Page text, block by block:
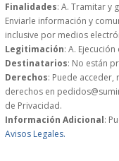
MAQUINARIA FRIA
MAQUINARIA DE
MENAJE DE
MAQUINARIA
Finalidades: A. Tramitar y
Enviarle información y
inclusive por medios
Legitimación: A.
Destinatarios: No están
Derechos: Puede
derechos en
de Privacidad.
Información Adicional:
Avisos Legales.